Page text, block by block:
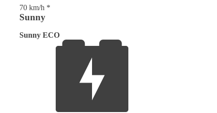
70 km/h *
Sunny
Sunny ECO